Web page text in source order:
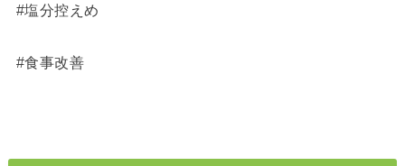
#塩分控えめ
#食事改善